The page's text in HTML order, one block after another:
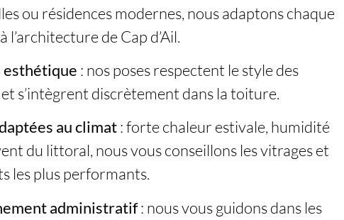
ou résidences modernes, nous adaptons chaque
l’architecture de Cap d’Ail.
: nos poses respectent le style des
s’intègrent discrètement dans la toiture.
au climat: forte chaleur estivale, humidité
du littoral, nous vous conseillons les vitrages et
les plus performants.
administratif: nous vous guidons dans les